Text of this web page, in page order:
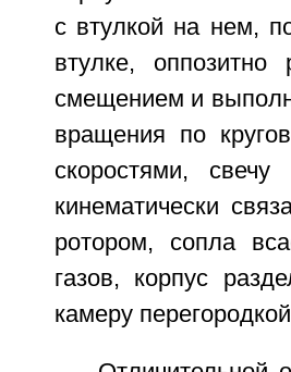
с втулкой на нем,
втулке,
смещением и
вращения по
скоростями,
кинематически
ротором, сопла
газов, корпус
камеру